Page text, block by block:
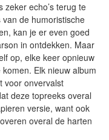
zeker echo’s terug te
de humoristische
kan je er even goed
in ontdekken. Maar
op, elke keer opnieuw
Elk nieuw album
voor onvervalst
deze topreeks overal
versie, want ook
overal de harten